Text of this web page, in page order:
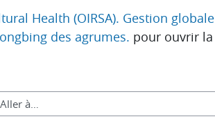
Health (OIRSA). Gestion
des agrumes. pour ouvrir